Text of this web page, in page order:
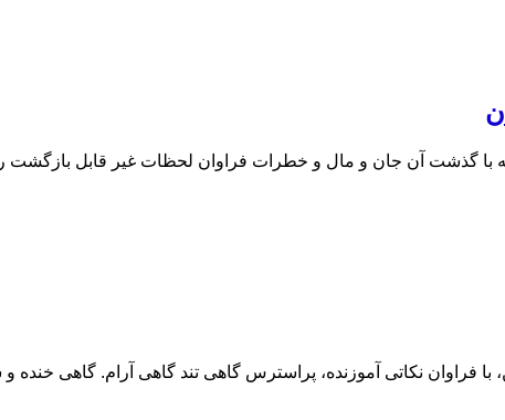
که با گذشت آن جان و مال و خطرات فراوان لحظات غیر قابل بازگشت
فراوان نکاتی آموزنده، پراسترس گاهی تند گاهی آرام. گاهی